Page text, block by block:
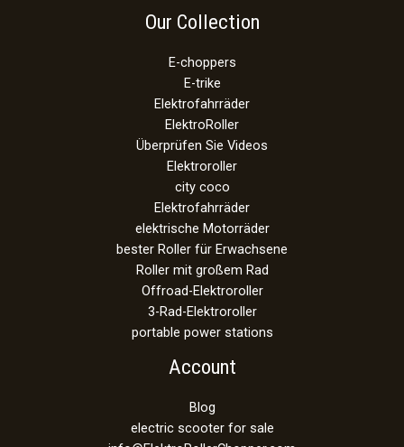
Our Collection
E-choppers
E-trike
Elektrofahrräder
ElektroRoller
Überprüfen Sie Videos
Elektroroller
city coco
Elektrofahrräder
elektrische Motorräder
bester Roller für Erwachsene
Roller mit großem Rad
Offroad-Elektroroller
3-Rad-Elektroroller
portable power stations
Account
Blog
electric scooter for sale